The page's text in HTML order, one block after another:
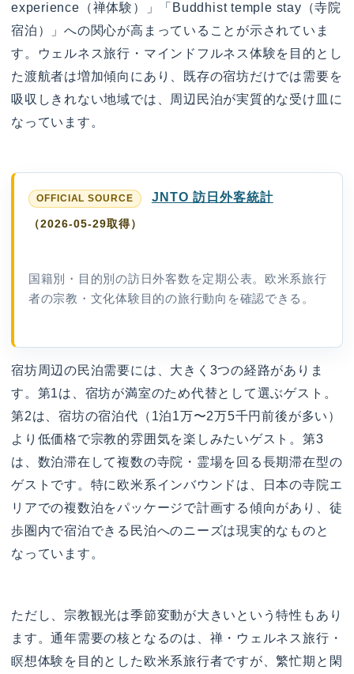
experience（禅体験）」「Buddhist temple stay（寺院
宿泊）」への関心が高まっていることが示されていま
す。ウェルネス旅行・マインドフルネス体験を目的とし
た渡航者は増加傾向にあり、既存の宿坊だけでは需要を
吸収しきれない地域では、周辺民泊が実質的な受け皿に
なっています。
JNTO 訪日外客統計
（2026-05-29取得）
国籍別・目的別の訪日外客数を定期公表。欧米系旅行
者の宗教・文化体験目的の旅行動向を確認できる。
宿坊周辺の民泊需要には、大きく3つの経路がありま
す。第1は、宿坊が満室のため代替として選ぶゲスト。
第2は、宿坊の宿泊代（1泊1万〜2万5千円前後が多い）
より低価格で宗教的雰囲気を楽しみたいゲスト。第3
は、数泊滞在して複数の寺院・霊場を回る長期滞在型の
ゲストです。特に欧米系インバウンドは、日本の寺院エ
リアでの複数泊をパッケージで計画する傾向があり、徒
歩圏内で宿泊できる民泊へのニーズは現実的なものと
なっています。
ただし、宗教観光は季節変動が大きいという特性もあり
ます。通年需要の核となるのは、禅・ウェルネス旅行・
瞑想体験を目的とした欧米系旅行者ですが、繁忙期と閑